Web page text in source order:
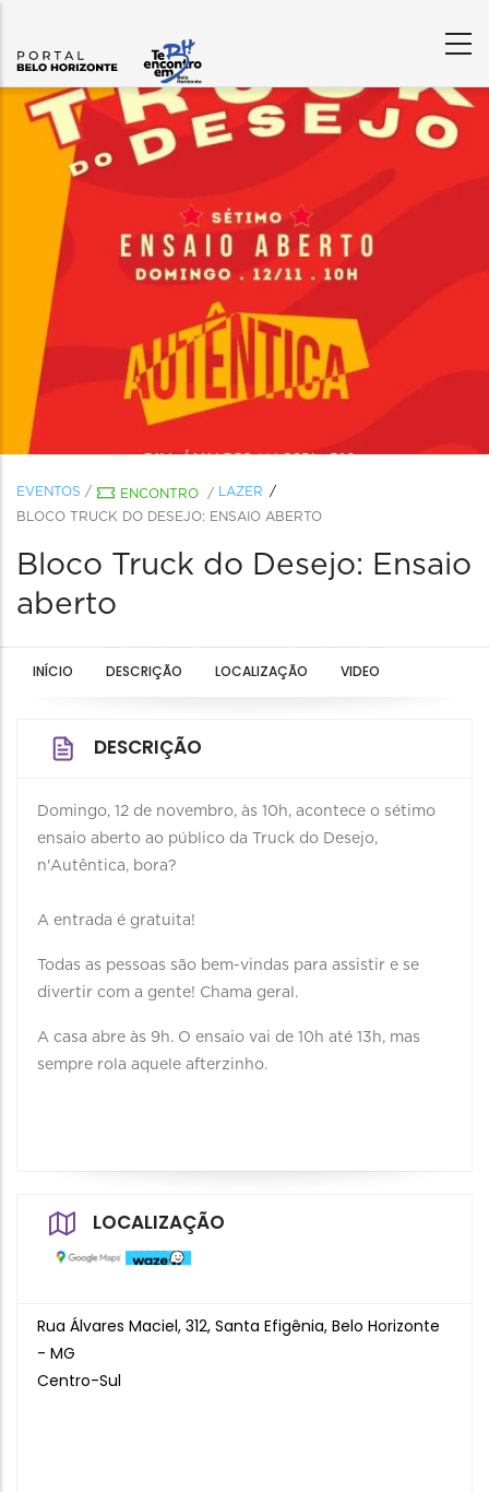
EVENTOS / ENCONTRO /
LAZER
BLOCO TRUCK DO DESEJO: ENSAIO ABERTO
Bloco Truck do Desejo: Ensaio
aberto
INÍCIO DESCRIÇÃO LOCALIZAÇÃO VIDEO
DESCRIÇÃO
Domingo, 12 de novembro, às 10h, acontece o sétimo
ensaio aberto ao público da Truck do Desejo,
n'Autêntica, bora?
A entrada é gratuita!
Todas as pessoas são bem-vindas para assistir e se
divertir com a gente! Chama geral.
A casa abre às 9h. O ensaio vai de 10h até 13h, mas
sempre rola aquele afterzinho.
LOCALIZAÇÃO
Rua Álvares Maciel, 312, Santa Efigênia, Belo Horizonte
- MG
Centro-Sul